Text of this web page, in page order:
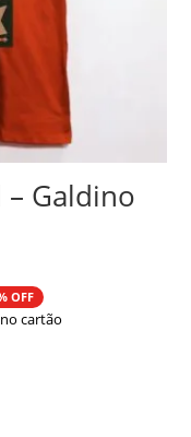
– Galdino
OFF
cartão